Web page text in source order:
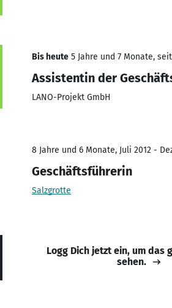
Bis heute 5 Jahre und 7 Monate, seit
Assistentin der
LANO-Projekt GmbH
8 Jahre und 6 Monate, Juli 2012 -
Geschäftsführerin
Salzgrotte
Logg Dich jetzt ein, um das
sehen.